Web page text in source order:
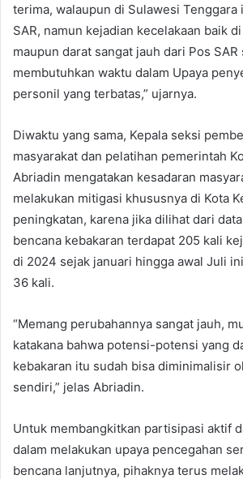
terima, walaupun di Sulawesi Tenggara
SAR, namun kejadian kecelakaan baik
maupun darat sangat jauh dari Pos
membutuhkan waktu dalam Upaya
personil yang terbatas,” ujarnya.
Diwaktu yang sama, Kepala seksi
masyarakat dan pelatihan pemerintah
Abriadin mengatakan kesadaran
melakukan mitigasi khususnya di Kota
peningkatan, karena jika dilihat dari
bencana kebakaran terdapat 205 kali
di 2024 sejak januari hingga awal Juli
36 kali.
“Memang perubahannya sangat jauh,
katakana bahwa potensi-potensi yang
kebakaran itu sudah bisa diminimalisir
sendiri,” jelas Abriadin.
Untuk membangkitkan partisipasi aktif
dalam melakukan upaya pencegahan
bencana lanjutnya, pihaknya terus